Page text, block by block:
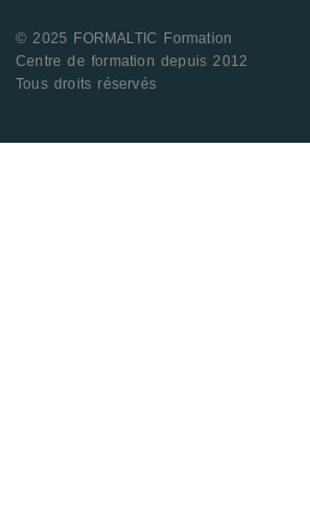
© 2025 FORMALTIC Formation
Centre de formation depuis 2012
Tous droits réservés